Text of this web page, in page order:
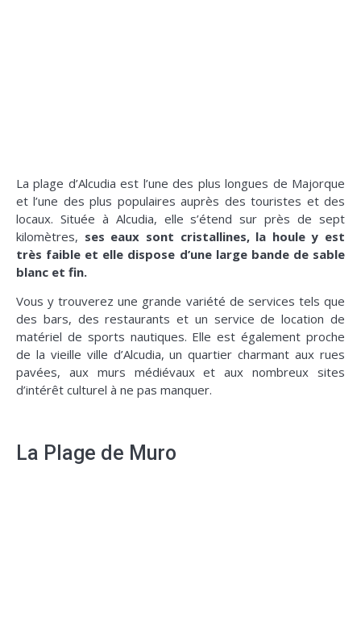
La plage d’Alcudia est l’une des plus longues de Majorque
et l’une des plus populaires auprès des touristes et des
locaux. Située à Alcudia, elle s’étend sur près de sept
kilomètres, ses eaux sont cristallines, la houle y est
très faible et elle dispose d’une large bande de sable
blanc et fin.
Vous y trouverez une grande variété de services tels que
des bars, des restaurants et un service de location de
matériel de sports nautiques. Elle est également proche
de la vieille ville d’Alcudia, un quartier charmant aux rues
pavées, aux murs médiévaux et aux nombreux sites
d’intérêt culturel à ne pas manquer.
La Plage de Muro